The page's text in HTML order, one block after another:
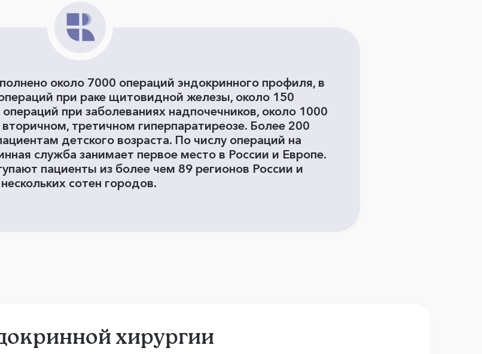
около 7000 операций эндокринного профиля, в
при раке щитовидной железы, около 150
при заболеваниях надпочечников, около 1000
третичном гиперпаратиреозе. Более 200
детского возраста. По числу операций на
служба занимает первое место в России и Европе.
пациенты из более чем 89 регионов России и
нескольких сотен городов.
хирургии